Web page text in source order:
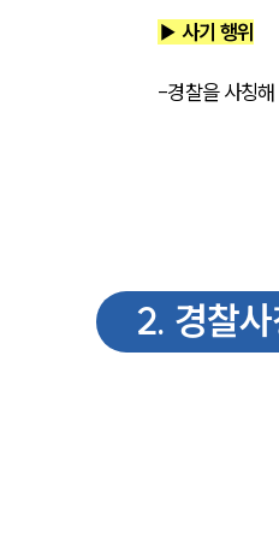
▶ 사기 행위
-경찰을 사칭해
2. 경찰